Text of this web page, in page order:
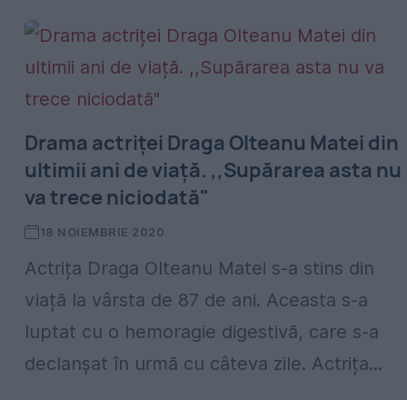
Drama actriței Draga Olteanu Matei din
ultimii ani de viață. ,,Supărarea asta nu
va trece niciodată"
18 NOIEMBRIE 2020
Actrița Draga Olteanu Matei s-a stins din
viață la vârsta de 87 de ani. Aceasta s-a
luptat cu o hemoragie digestivă, care s-a
declanșat în urmă cu câteva zile. Actrița...